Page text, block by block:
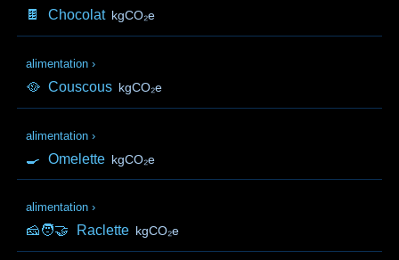
🍫 Chocolat kgCO₂e
alimentation ›
🥘 Couscous kgCO₂e
alimentation ›
🍳 Omelette kgCO₂e
alimentation ›
🧀🧑‍🤝‍ Raclette kgCO₂e